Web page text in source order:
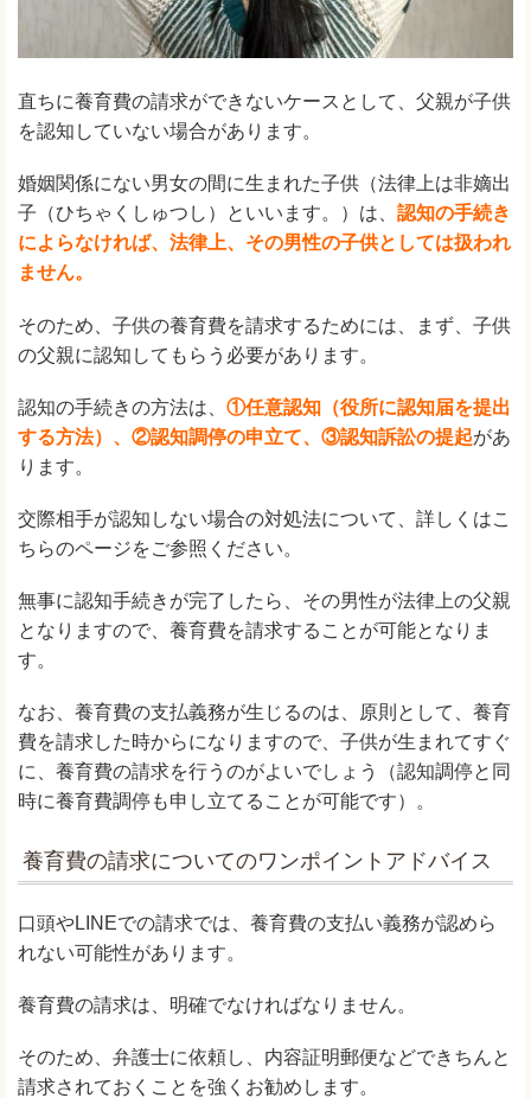
直ちに養育費の請求ができないケースとして、父親が子供
を認知していない場合があります。
婚姻関係にない男女の間に生まれた子供（法律上は非嫡出
子（ひちゃくしゅつし）といいます。）は、 認知の手続き
によらなければ、法律上、その男性の子供としては扱われ
ません。
そのため、子供の養育費を請求するためには、まず、子供
の父親に認知してもらう必要があります。
認知の手続きの方法は、 ①任意認知（役所に認知届を提出
する方法）、②認知調停の申立て、③認知訴訟の提起があ
ります。
交際相手が認知しない場合の対処法について、詳しくはこ
ちらのページをご参照ください。
無事に認知手続きが完了したら、その男性が法律上の父親
となりますので、養育費を請求することが可能となりま
す。
なお、養育費の支払義務が生じるのは、原則として、養育
費を請求した時からになりますので、子供が生まれてすぐ
に、養育費の請求を行うのがよいでしょう（認知調停と同
時に養育費調停も申し立てることが可能です）。
養育費の請求についてのワンポイントアドバイス
口頭やLINEでの請求では、養育費の支払い義務が認めら
れない可能性があります。
養育費の請求は、明確でなければなりません。
そのため、弁護士に依頼し、内容証明郵便などできちんと
請求されておくことを強くお勧めします。